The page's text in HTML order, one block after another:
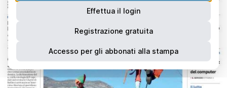
Effettua il login
Registrazione gratuita
Accesso per gli abbonati alla stampa